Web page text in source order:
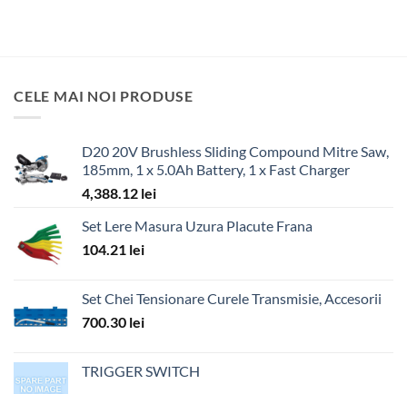
CELE MAI NOI PRODUSE
D20 20V Brushless Sliding Compound Mitre Saw,
185mm, 1 x 5.0Ah Battery, 1 x Fast Charger
4,388.12 lei
Set Lere Masura Uzura Placute Frana
104.21 lei
Set Chei Tensionare Curele Transmisie, Accesorii
700.30 lei
TRIGGER SWITCH